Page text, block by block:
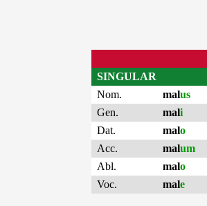
SINGULAR
Nom.
malus
Gen.
mali
Dat.
malo
Acc.
malum
Abl.
malo
Voc.
male